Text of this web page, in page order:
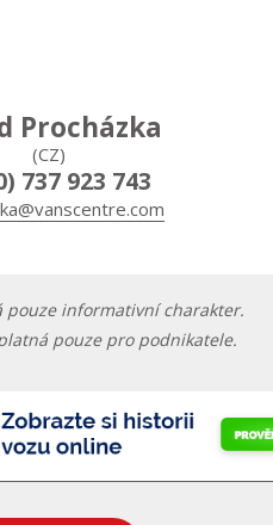
Procházka
(CZ)
737 923 743
pouze informativní charakter.
pouze pro podnikatele.